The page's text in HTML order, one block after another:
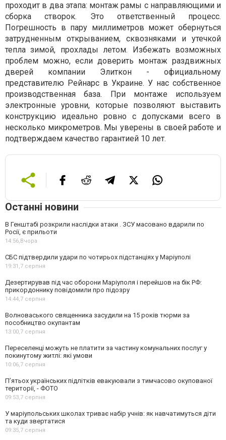
проходит в два этапа: монтаж рамы с направляющими и
сборка створок. Это ответственный процесс.
Погрешность в пару миллиметров может обернуться
затрудненным открыванием, сквозняками и утечкой
тепла зимой, прохлады летом. Избежать возможных
проблем можно, если доверить монтаж раздвижных
дверей компании Элиткон - официальному
представителю Рейнарс в Украине. У нас собственное
производственная база. При монтаже используем
электронные уровни, которые позволяют выставить
конструкцию идеально ровно с допусками всего в
несколько микрометров. Мы уверены в своей работе и
подтверждаем качество гарантией 10 лет.
Останні новини
В Генштабі розкрили наслідки атаки . ЗСУ масовано вдарили по
Росії, є прильоти
14:56,Вчора
СБС підтвердили удари по чотирьох підстанціях у Маріуполі
19:31,7 серпня
Дезертирував під час оборони Маріуполя і перейшов на бік РФ:
прикордоннику повідомили про підозру
14:44,7 серпня
Волноваського священника засудили на 15 років тюрми за
пособництво окупантам
13:00,7 серпня
Переселенці можуть не платити за частину комунальних послуг у
покинутому житлі: які умови
10:06,7 серпня
П’ятьох українських підлітків евакуювали з тимчасово окупованої
території, - ФОТО
09:53,7 серпня
У маріупольських школах триває набір учнів: як навчатимуться діти
та куди звертатися
09:35,7 серпня